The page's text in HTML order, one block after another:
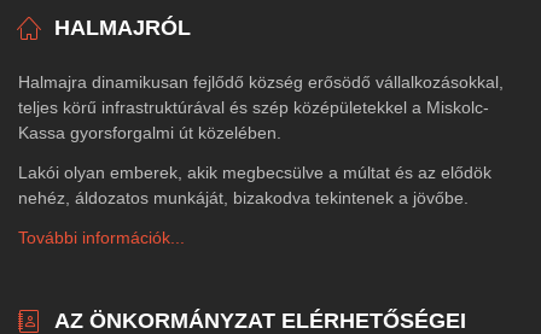
HALMAJRÓL
Halmajra dinamikusan fejlődő község erősödő vállalkozásokkal,
teljes körű infrastruktúrával és szép középületekkel a Miskolc-
Kassa gyorsforgalmi út közelében.
Lakói olyan emberek, akik megbecsülve a múltat és az elődök
nehéz, áldozatos munkáját, bizakodva tekintenek a jövőbe.
További információk...
AZ ÖNKORMÁNYZAT ELÉRHETŐSÉGEI